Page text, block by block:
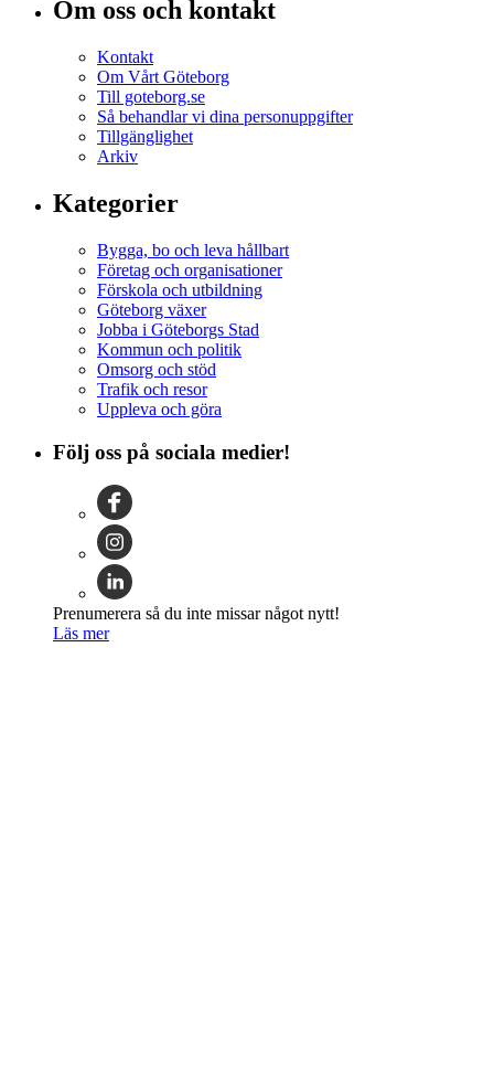
Om oss och kontakt
Kontakt
Om Vårt Göteborg
Till goteborg.se
Så behandlar vi dina personuppgifter
Tillgänglighet
Arkiv
Kategorier
Bygga, bo och leva hållbart
Företag och organisationer
Förskola och utbildning
Göteborg växer
Jobba i Göteborgs Stad
Kommun och politik
Omsorg och stöd
Trafik och resor
Uppleva och göra
Följ oss på sociala medier!
Prenumerera så du inte missar något nytt!
Läs mer